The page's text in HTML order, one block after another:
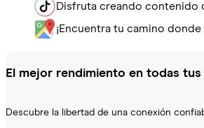
Disfruta creando contenido
¡Encuentra tu camino donde
El mejor rendimiento en todas tus
Descubre la libertad de una conexión